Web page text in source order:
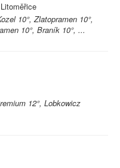
10°, Zlatopramen 10°,
10°, Braník 10°, ...
12°, Lobkowicz